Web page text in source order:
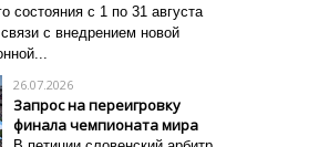
состояния с 1 по 31 августа
с внедрением новой
26.07.2026
Запрос на переигровку
финала чемпионата мира